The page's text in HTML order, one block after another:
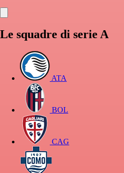
Le squadre di serie A
ATA
BOL
CAG